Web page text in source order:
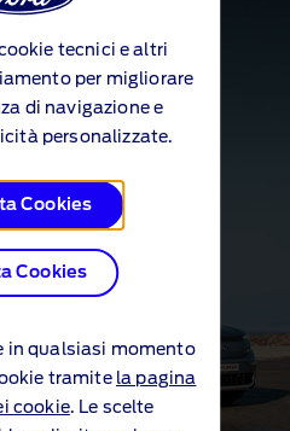
tecnici e altri
per migliorare
di navigazione e
personalizzate.
Cookies
Cookies
in qualsiasi momento
tramite la pagina
cookie. Le scelte